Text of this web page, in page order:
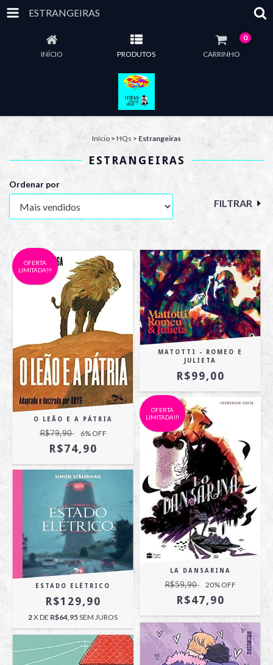
ESTRANGEIRAS
INÍCIO PRODUTOS CARRINHO
0
Início > HQs > Estrangeiras
ESTRANGEIRAS
Ordenar por
FILTRAR
OFERTA
LIMITADA!!!
O LEÃO E A PÁTRIA
R$79,90 6% OFF
R$74,90
MATOTTI - ROMEO E
JULIETA
R$99,00
ESTADO ELÉTRICO
R$129,90
2X DE R$64,95SEM JUROS
OFERTA
LIMITADA!!!
LA DANSARINA
R$59,90 20% OFF
R$47,90